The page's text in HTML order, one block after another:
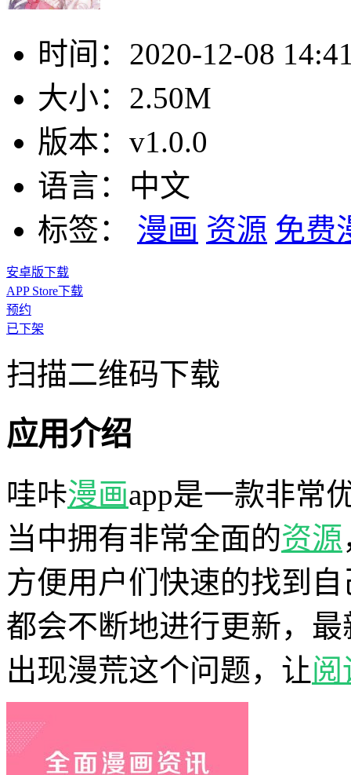
时间： 2020-12-08
大小： 2.50M
版本： v1.0.0
语言： 中文
标签：
漫画 资源 免费
安卓版下载
APP Store下载
预约
已下架
扫描二维码下载
应用介绍
哇咔漫画app是一款非常
当中拥有非常全面的资源
方便用户们快速的找到
都会不断地进行更新，
出现漫荒这个问题，让阅